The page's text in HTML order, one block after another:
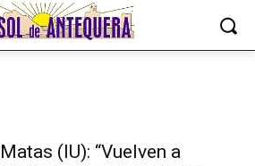
Matas (IU): “Vuelven a